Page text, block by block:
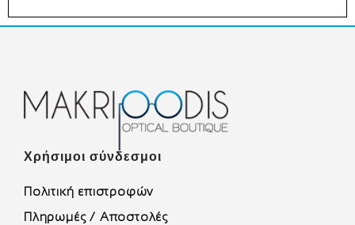
Χρήσιμοι σύνδεσμοι
Πολιτική επιστροφών
Πληρωμές / Αποστολές